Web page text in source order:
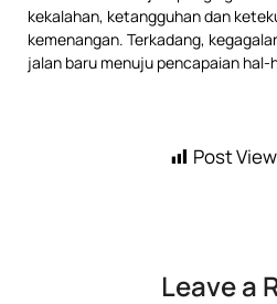
kekalahan, ketangguhan dan
kemenangan. Terkadang,
jalan baru menuju pencapaian hal-
Post
Leave a